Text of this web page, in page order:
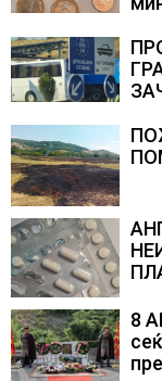
8